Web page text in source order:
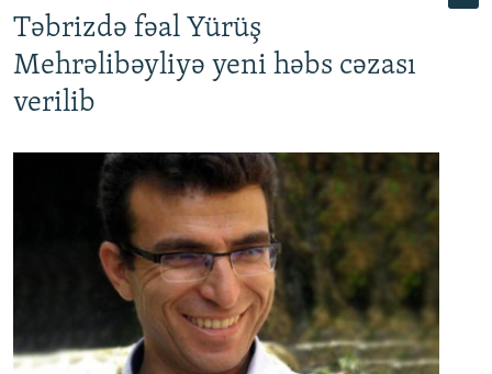
Təbrizdə fəal Yürüş
Mehrəlibəyliyə yeni həbs cəzası
verilib